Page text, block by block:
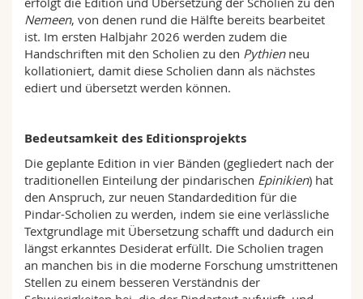
Nemeen, von denen rund die Hälfte bereits bearbeitet
ist. Im ersten Halbjahr 2026 werden zudem die
Handschriften mit den Scholien zu den Pythienneu
kollationiert, damit diese Scholien dann als nächstes
ediert und übersetzt werden können.
Bedeutsamkeit des Editionsprojekts
Die geplante Edition in vier Bänden (gegliedert nach der
traditionellen Einteilung der pindarischen Epinikien) hat
den Anspruch, zur neuen Standardedition für die
Pindar-Scholien zu werden, indem sie eine verlässliche
Textgrundlage mit Übersetzung schafft und dadurch ein
längst erkanntes Desiderat erfüllt. Die Scholien tragen
an manchen bis in die moderne Forschung umstrittenen
Stellen zu einem besseren Verständnis der